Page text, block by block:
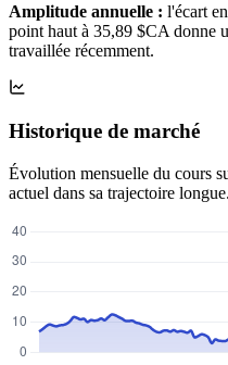
Amplitude annuelle : l'écart
point haut à 35,89 $CA donne
travaillée récemment.
Historique de marché
Évolution mensuelle du cours
actuel dans sa trajectoire longue.